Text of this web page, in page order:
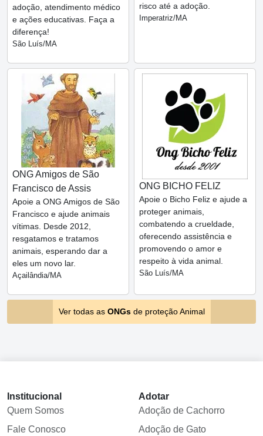
adoção, atendimento médico
e ações educativas. Faça a
diferença!
São Luís/MA
risco até a adoção.
Imperatriz/MA
ONG Amigos de São
Francisco de Assis
Apoie a ONG Amigos de São
Francisco e ajude animais
vítimas. Desde 2012,
resgatamos e tratamos
animais, esperando dar a
eles um novo lar.
Açailândia/MA
ONG BICHO FELIZ
Apoie o Bicho Feliz e ajude a
proteger animais,
combatendo a crueldade,
oferecendo assistência e
promovendo o amor e
respeito à vida animal.
São Luís/MA
Ver todas as ONGsde proteção Animal
Institucional
Quem Somos
Fale Conosco
Adotar
Adoção de Cachorro
Adoção de Gato